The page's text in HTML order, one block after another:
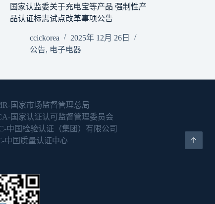
国家认监委关于充电宝等产品 强制性产
品认证标志试点改革事项公告
ccickorea
2025年 12月 26日
公告, 电子电器
国家市场监督管理总局
国家认证认可监督管理委员会
中国检验认证（集团）有限公司
中国质量认证中心